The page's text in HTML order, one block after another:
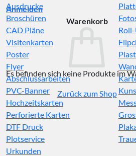
Anmelden
Warenkorb
Es befinden sich keine Produkte im
Zurück zum Shop
Ausdrucke
Broschüren
CAD Pläne
Visitenkarten
Poster
Flyer
Abschlussarbeiten
PVC-Banner
Hochzeitskarten
Perforierte Karten
DTF Druck
Plotservice
Urkunden